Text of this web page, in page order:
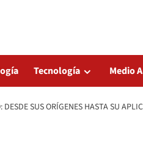
Tecnología Medio
DESDE SUS ORÍGENES HASTA SU